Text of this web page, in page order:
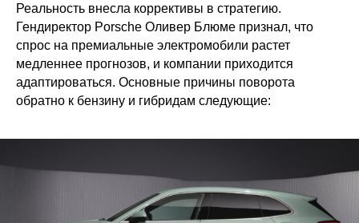
Реальность внесла коррективы в стратегию.
Гендиректор Porsche Оливер Блюме признал, что
спрос на премиальные электромобили растет
медленнее прогнозов, и компании приходится
адаптироваться. Основные причины поворота
обратно к бензину и гибридам следующие: